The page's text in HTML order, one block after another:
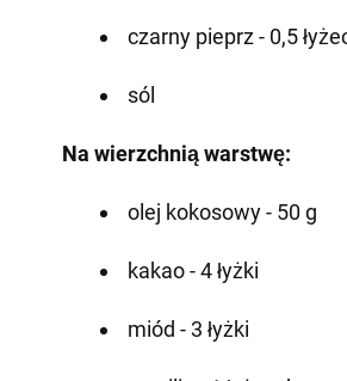
czarny pieprz - 0,5
sól
Na wierzchnią warstwę:
olej kokosowy - 50 g
kakao - 4 łyżki
miód - 3 łyżki